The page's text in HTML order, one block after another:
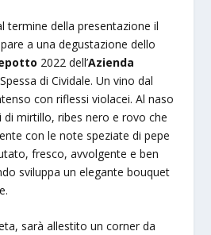
termine della presentazione il
a una degustazione dello
2022 dell’Azienda
di Cividale. Un vino dal
con riflessi violacei. Al naso
mirtillo, ribes nero e rovo che
con le note speziate di pepe
fresco, avvolgente e ben
sviluppa un elegante bouquet
sarà allestito un corner da